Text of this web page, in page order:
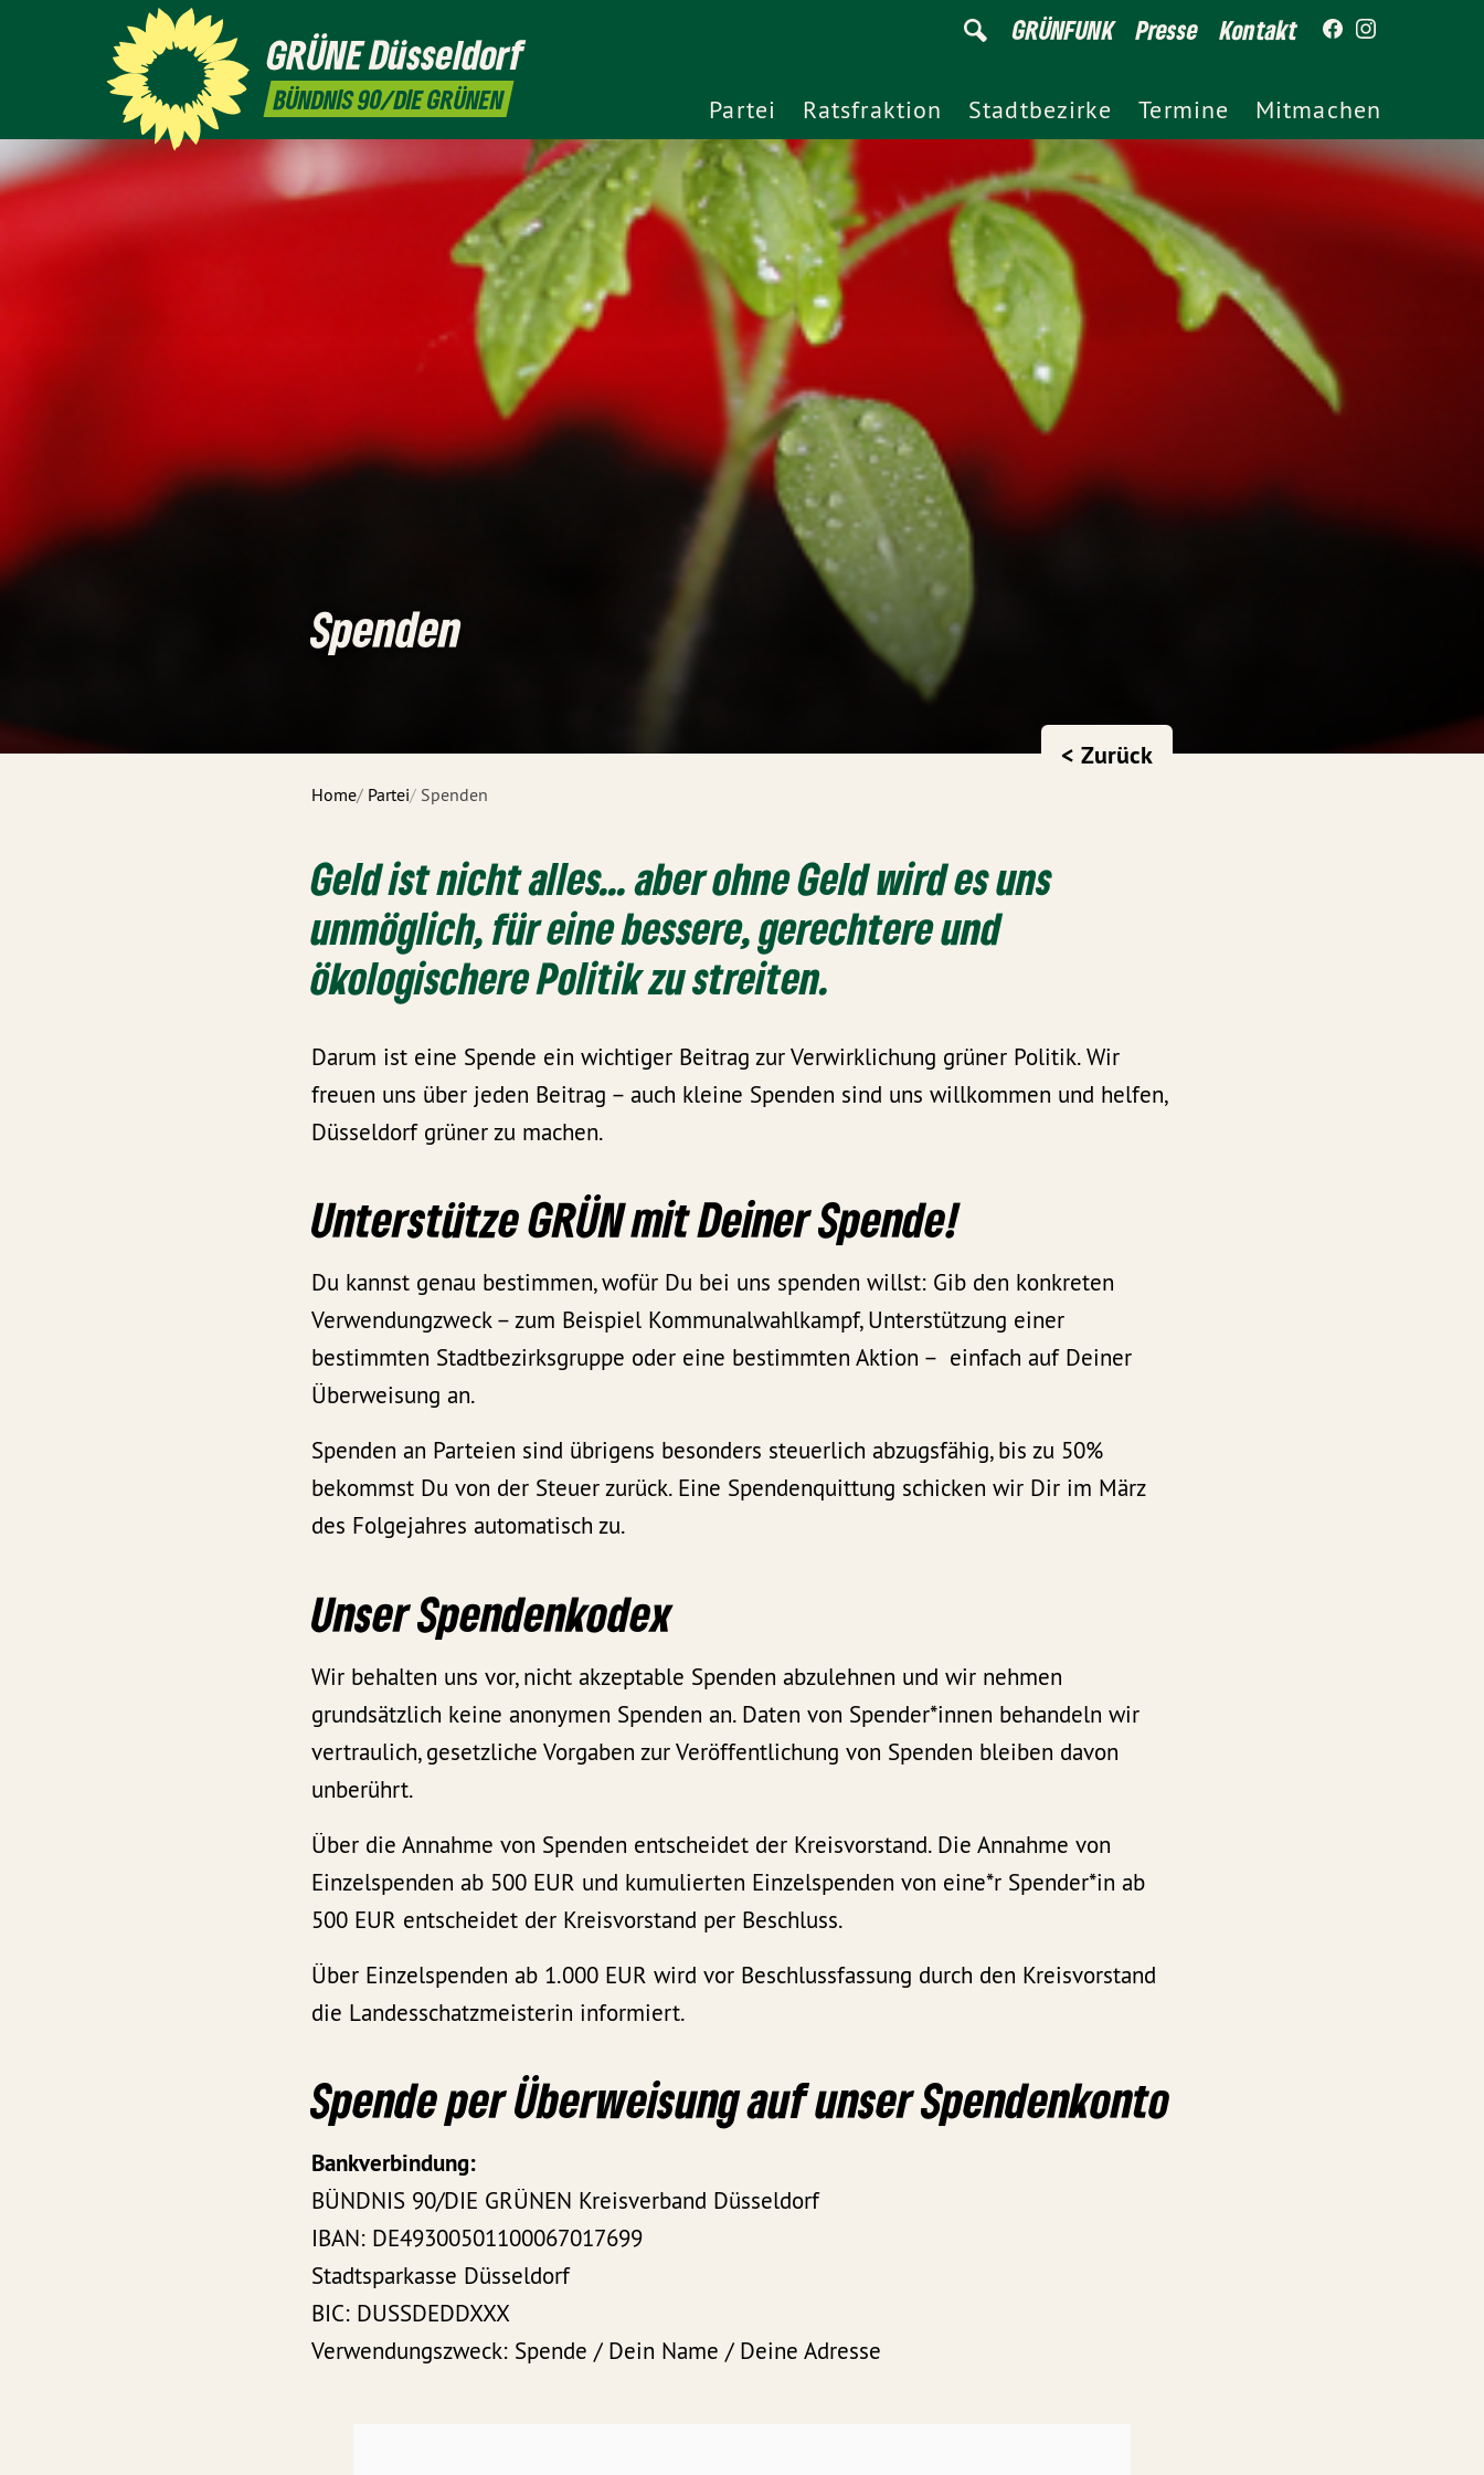
GRÜNEDüsseldorf
BÜNDNIS 90/DIE GRÜNEN
GRÜNFUNK Presse Kontakt
Partei Ratsfraktion Stadtbezirke Termine Mitmachen
Spenden
Home Partei Spenden
< Zurück
Geld ist nicht alles... aber ohne Geld wird es uns
unmöglich, für eine bessere, gerechtere und
ökologischere Politik zu streiten.
Darum ist eine Spende ein wichtiger Beitrag zur Verwirklichung grüner Politik. Wir
freuen uns über jeden Beitrag – auch kleine Spenden sind uns willkommen und helfen,
Düsseldorf grüner zu machen.
Unterstütze GRÜN mit Deiner Spende!
Du kannst genau bestimmen, wofür Du bei uns spenden willst: Gib den konkreten
Verwendungzweck – zum Beispiel Kommunalwahlkampf, Unterstützung einer
bestimmten Stadtbezirksgruppe oder eine bestimmten Aktion – einfach auf Deiner
Überweisung an.
Spenden an Parteien sind übrigens besonders steuerlich abzugsfähig, bis zu 50%
bekommst Du von der Steuer zurück. Eine Spendenquittung schicken wir Dir im März
des Folgejahres automatisch zu.
Unser Spendenkodex
Wir behalten uns vor, nicht akzeptable Spenden abzulehnen und wir nehmen
grundsätzlich keine anonymen Spenden an. Daten von Spender*innen behandeln wir
vertraulich, gesetzliche Vorgaben zur Veröffentlichung von Spenden bleiben davon
unberührt.
Über die Annahme von Spenden entscheidet der Kreisvorstand. Die Annahme von
Einzelspenden ab 500 EUR und kumulierten Einzelspenden von eine*r Spender*in ab
500 EUR entscheidet der Kreisvorstand per Beschluss.
Über Einzelspenden ab 1.000 EUR wird vor Beschlussfassung durch den Kreisvorstand
die Landesschatzmeisterin informiert.
Spende per Überweisung auf unser Spendenkonto
Bankverbindung:
BÜNDNIS 90/DIE GRÜNEN Kreisverband Düsseldorf
IBAN: DE49300501100067017699
Stadtsparkasse Düsseldorf
BIC: DUSSDEDDXXX
Verwendungszweck: Spende / Dein Name / Deine Adresse